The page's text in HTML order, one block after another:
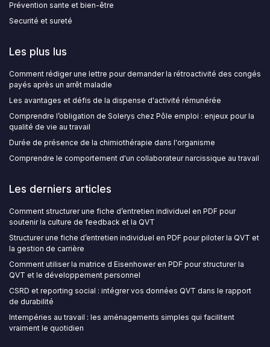
Prévention sante et bien-être
Securité et sureté
Les plus lus
Comment rédiger une lettre pour demander la rétroactivité des congés
payés après un arrêt maladie
Les avantages et défis de la dispense d'activité rémunérée
Comprendre l’obligation de Solerys chez Pôle emploi : enjeux pour la
qualité de vie au travail
Durée de présence de la chimiothérapie dans l'organisme
Comprendre le comportement d'un collaborateur narcissique au travail
Les derniers articles
Comment structurer une fiche d’entretien individuel en PDF pour
soutenir la culture de feedback et la QVT
Structurer une fiche d’entretien individuel en PDF pour piloter la QVT et
la gestion de carrière
Comment utiliser la matrice d Eisenhower en PDF pour structurer la
QVT et le développement personnel
CSRD et reporting social : intégrer vos données QVT dans le rapport
de durabilité
Intempéries au travail : les aménagements simples qui facilitent
vraiment le quotidien